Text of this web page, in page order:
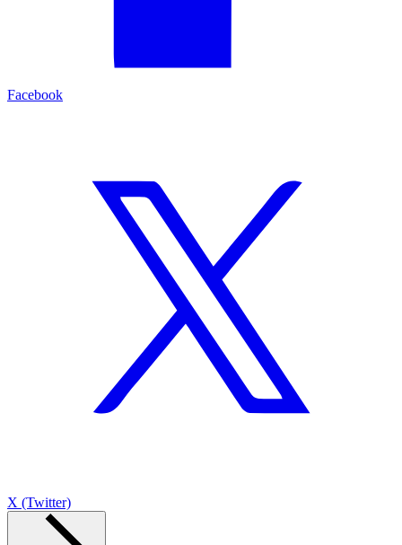
Facebook
X (Twitter)